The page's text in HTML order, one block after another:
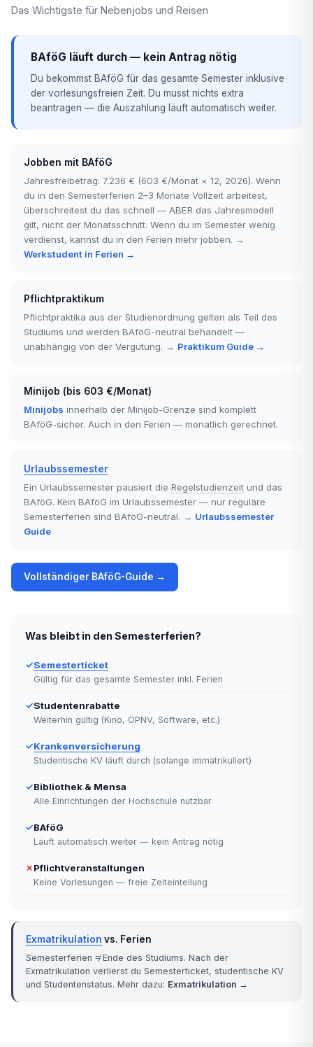
Das Wichtigste für Nebenjobs und Reisen
BAföG läuft durch — kein Antrag nötig
Du bekommst BAföG für das gesamte Semester inklusive
der vorlesungsfreien Zeit. Du musst nichts extra
beantragen — die Auszahlung läuft automatisch weiter.
Jobben mit BAföG
Jahresfreibetrag: 7.236 € (603 €/Monat × 12, 2026). Wenn
du in den Semesterferien 2–3 Monate Vollzeit arbeitest,
überschreitest du das schnell — ABER das Jahresmodell
gilt, nicht der Monatsschnitt. Wenn du im Semester wenig
verdienst, kannst du in den Ferien mehr jobben. →
Werkstudent in Ferien →
Pflichtpraktikum
Pflichtpraktika aus der Studienordnung gelten als Teil des
Studiums und werden BAföG-neutral behandelt —
unabhängig von der Vergütung. → Praktikum Guide →
Minijob (bis 603 €/Monat)
Minijobs innerhalb der Minijob-Grenze sind komplett
BAföG-sicher. Auch in den Ferien — monatlich gerechnet.
Urlaubssemester
Ein Urlaubssemester pausiert die Regelstudienzeit und das
BAföG. Kein BAföG im Urlaubssemester — nur reguläre
Semesterferien sind BAföG-neutral. → Urlaubssemester
Guide
Vollständiger BAföG-Guide →
Was bleibt in den Semesterferien?
✓Semesterticket
Gültig für das gesamte Semester inkl. Ferien
✓Studentenrabatte
Weiterhin gültig (Kino, ÖPNV, Software, etc.)
✓Krankenversicherung
Studentische KV läuft durch (solange immatrikuliert)
✓Bibliothek & Mensa
Alle Einrichtungen der Hochschule nutzbar
✓BAföG
Läuft automatisch weiter — kein Antrag nötig
✗Pflichtveranstaltungen
Keine Vorlesungen — freie Zeiteinteilung
Exmatrikulation vs. Ferien
Semesterferien ≠ Ende des Studiums. Nach der
Exmatrikulation verlierst du Semesterticket, studentische KV
und Studentenstatus. Mehr dazu: Exmatrikulation →